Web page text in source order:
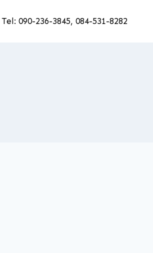
Tel: 090-236-3845, 084-531-8282